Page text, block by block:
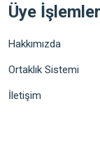
Üye
Hakkımızda
Ortaklık Sistemi
İletişim